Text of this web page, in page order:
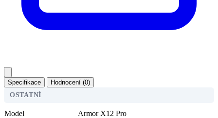
Specifikace
Hodnocení (0)
OSTATNÍ
Model
Armor X12 Pro